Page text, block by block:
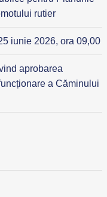
rutier
iunie 2026, ora 09,00
aprobarea
a Căminului